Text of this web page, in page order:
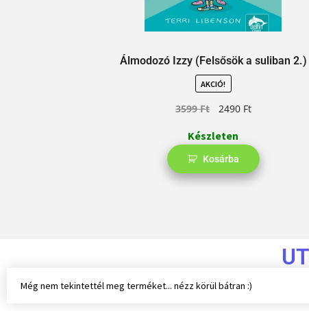
Álmodozó Izzy (Felsősök a suliban 2.)
AKCIÓ!
3599Ft 2490 Ft
Készleten
Kosárba
Még nem tekintettél meg terméket... nézz körül bátran :)